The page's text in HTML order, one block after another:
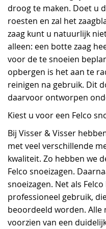
droog te maken. Doet u
roesten en zal het
zaag kunt u natuurlijk
alleen: een botte zaag
voor de te snoeien
opbergen is het aan te
reinigen na gebruik. Dit
daarvoor ontworpen
Kiest u voor een Felco
Bij Visser & Visser
met veel verschillende
kwaliteit. Zo hebben we
Felco snoeizagen.
snoeizagen. Net als
professioneel gebruik,
beoordeeld worden. Alle
voorzien van een